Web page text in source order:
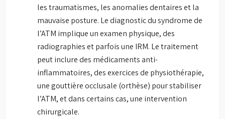
les traumatismes, les anomalies dentaires et la
mauvaise posture. Le diagnostic du syndrome de
l’ATM implique un examen physique, des
radiographies et parfois une IRM. Le traitement
peut inclure des médicaments anti-
inflammatoires, des exercices de physiothérapie,
une gouttière occlusale (orthèse) pour stabiliser
l’ATM, et dans certains cas, une intervention
chirurgicale.